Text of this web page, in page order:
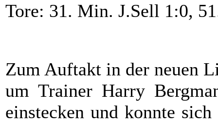
Tore: 31. Min. J.Sell 1:0,
Zum Auftakt in der neuen
um Trainer Harry
einstecken und konnte